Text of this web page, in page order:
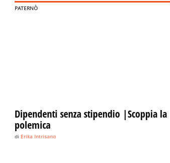
PATERNÒ
Dipendenti senza stipendio |Scoppia la
polemica
di Erika Intrisano